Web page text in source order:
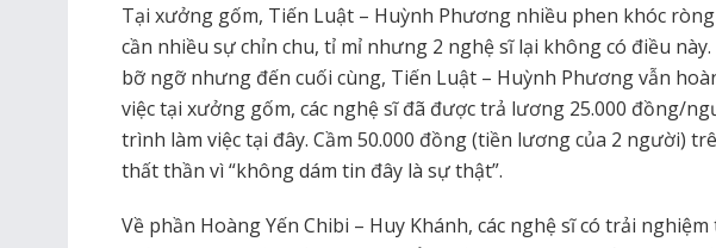
Tại xưởng gốm, Tiến Luật – Huỳnh Phương nhiều phen khóc ròng
cần nhiều sự chỉn chu, tỉ mỉ nhưng 2 nghệ sĩ lại không có điều
bỡ ngỡ nhưng đến cuối cùng, Tiến Luật – Huỳnh Phương vẫn
việc tại xưởng gốm, các nghệ sĩ đã được trả lương 25.000 đồng/
trình làm việc tại đây. Cầm 50.000 đồng (tiền lương của 2 người)
thất thần vì “không dám tin đây là sự thật”.
Về phần Hoàng Yến Chibi – Huy Khánh, các nghệ sĩ có trải